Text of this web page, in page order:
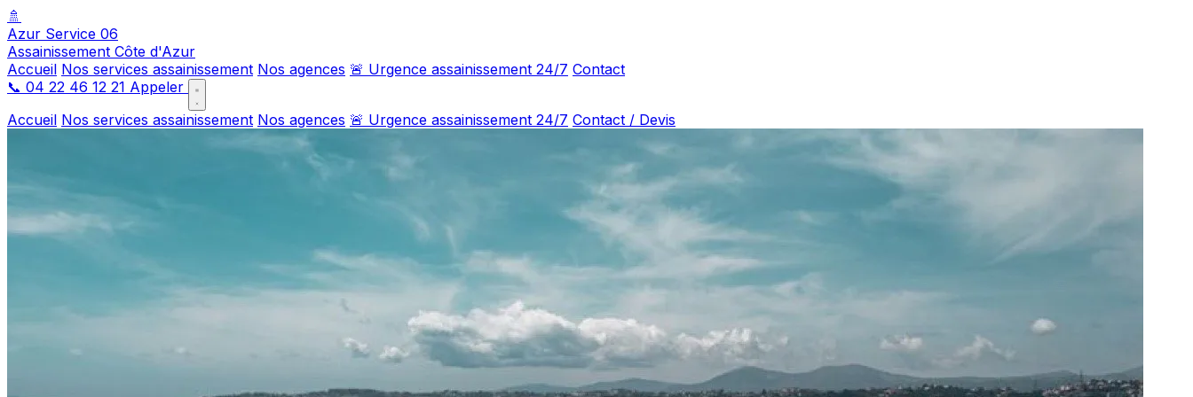
🚿
Azur Service 06
Assainissement Côte d'Azur
Accueil Nos services assainissement Nos agences 🚨 Urgence assainissement 24/7 Contact
📞 04 22 46 12 21 Appeler
Accueil Nos services assainissement Nos agences 🚨 Urgence assainissement 24/7 Contact / Devis